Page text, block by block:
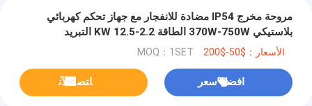
مروحة مخرج IP54 مضادة للانفجار مع جهاز تحكم كهربائي
بلاستيكي 370W-750W الطاقة 2.2-12.5 KW التبريد
الأسعار：$50-$200 MOQ：1SET
افضل سعر ﺎﺘﺼﻟ ﺍﻶﻧ